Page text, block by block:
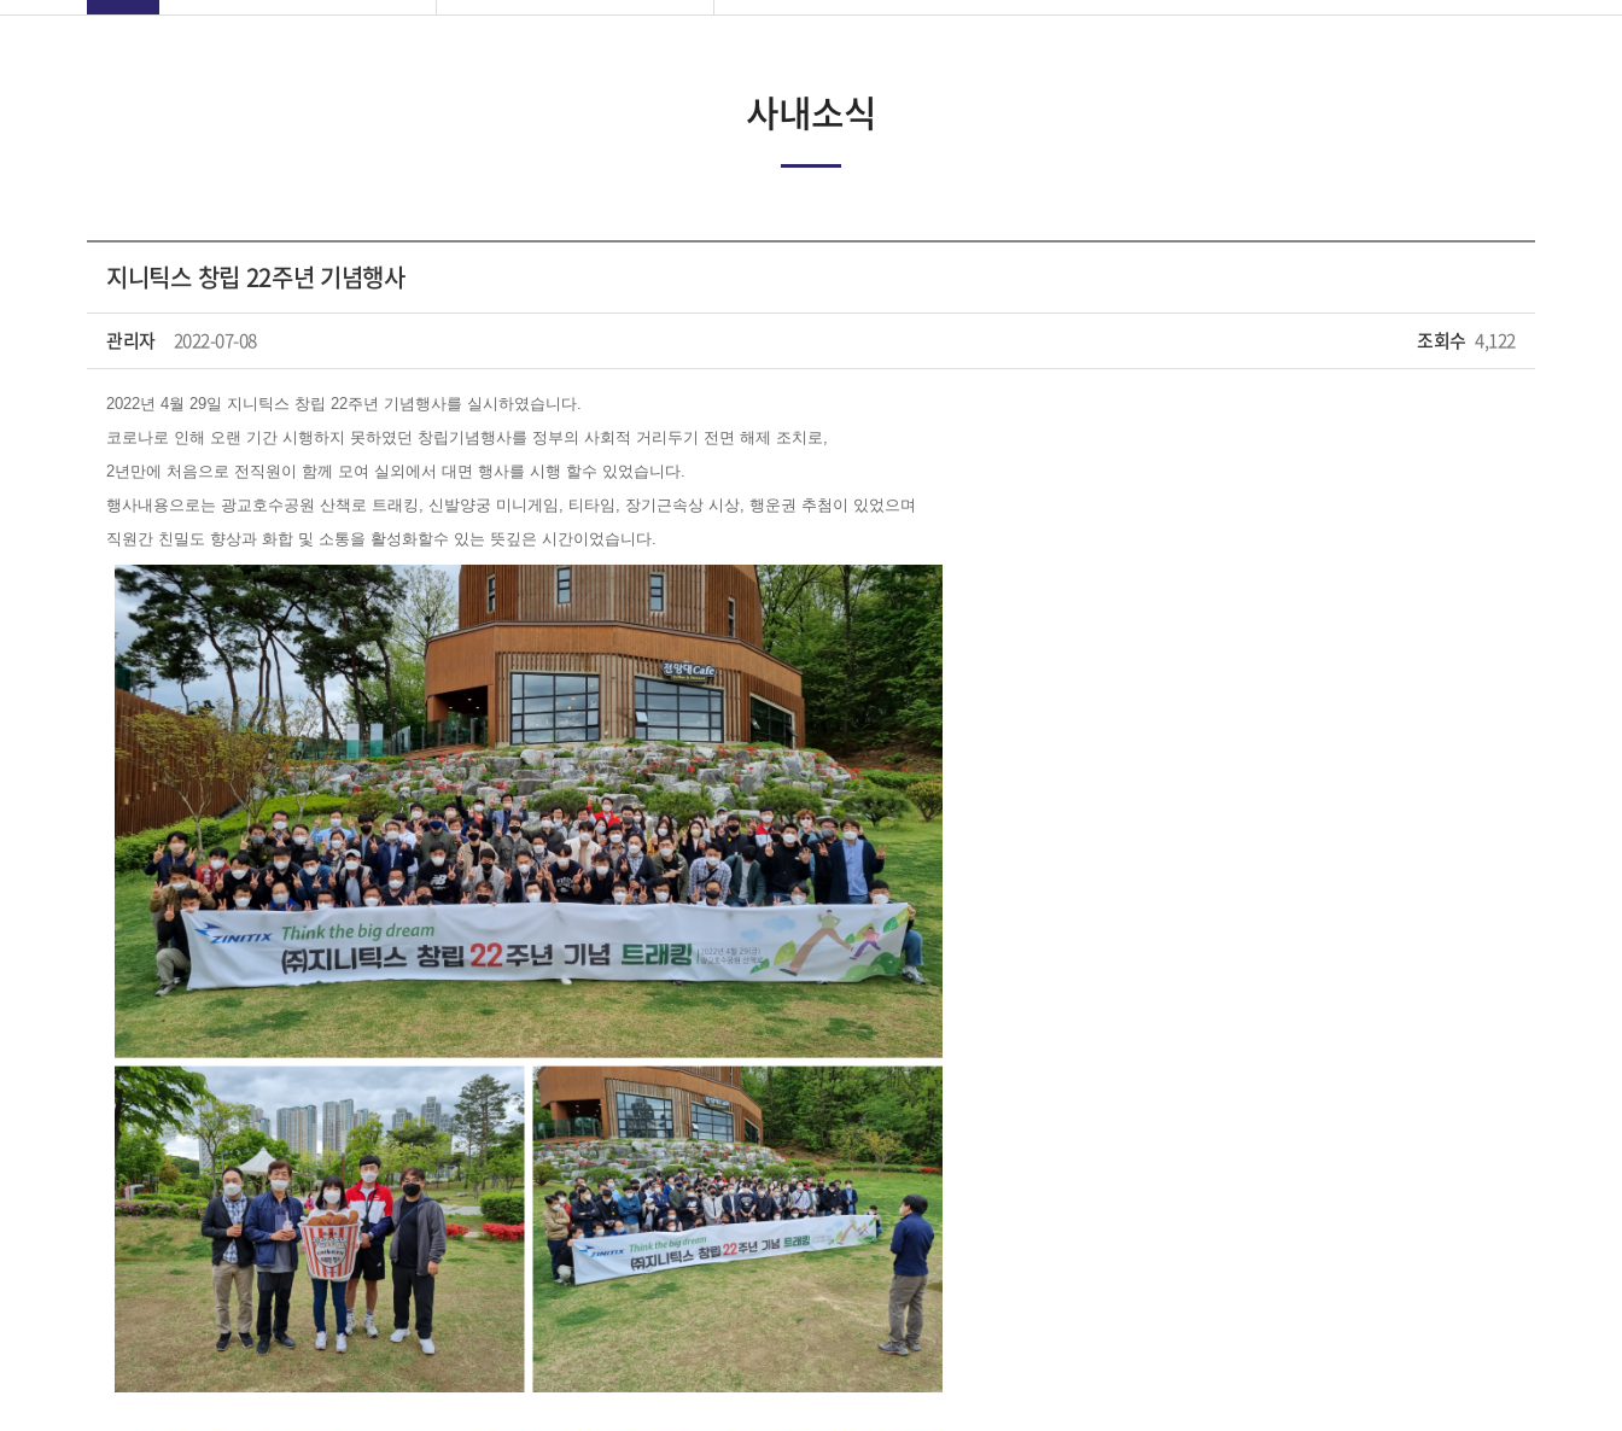
사내소식
지니틱스 창립 22주년 기념행사
관리자 2022-07-08 조회수 4,122
2022년 4월 29일 지니틱스 창립 22주년 기념행사를 실시하였습니다.
코로나로 인해 오랜 기간 시행하지 못하였던 창립기념행사를 정부의 사회적 거리두기 전면 해제 조치로,
2년만에 처음으로 전직원이 함께 모여 실외에서 대면 행사를 시행 할수 있었습니다.
행사내용으로는 광교호수공원 산책로 트래킹, 신발양궁 미니게임, 티타임, 장기근속상 시상, 행운권 추첨이 있었으며
직원간 친밀도 향상과 화합 및 소통을 활성화할수 있는 뜻깊은 시간이었습니다.